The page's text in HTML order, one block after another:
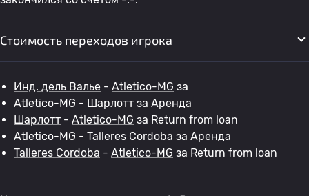
Стоимость переходов игрока
Инд. дель Валье - Atletico-MG за
Atletico-MG - Шарлотт за Аренда
Шарлотт - Atletico-MG за Return from loan
Atletico-MG - Talleres Cordoba за Аренда
Talleres Cordoba - Atletico-MG за Return from loan